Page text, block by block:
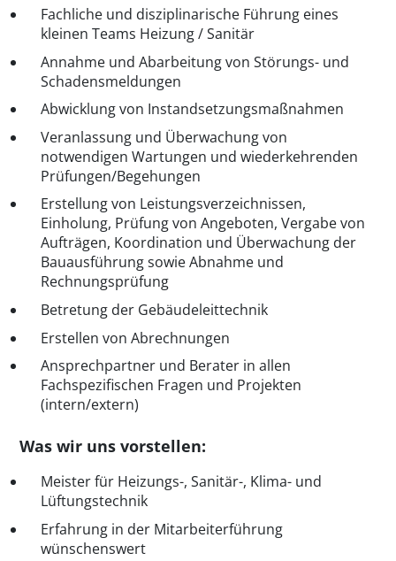
Fachliche und disziplinarische Führung eines
kleinen Teams Heizung / Sanitär
Annahme und Abarbeitung von Störungs- und
Schadensmeldungen
Abwicklung von Instandsetzungsmaßnahmen
Veranlassung und Überwachung von
notwendigen Wartungen und wiederkehrenden
Prüfungen/Begehungen
Erstellung von Leistungsverzeichnissen,
Einholung, Prüfung von Angeboten, Vergabe von
Aufträgen, Koordination und Überwachung der
Bauausführung sowie Abnahme und
Rechnungsprüfung
Betretung der Gebäudeleittechnik
Erstellen von Abrechnungen
Ansprechpartner und Berater in allen
Fachspezifischen Fragen und Projekten
(intern/extern)
Was wir uns vorstellen:
Meister für Heizungs-, Sanitär-, Klima- und
Lüftungstechnik
Erfahrung in der Mitarbeiterführung
wünschenswert